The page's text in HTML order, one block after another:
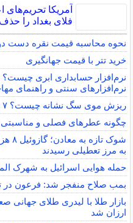
آمریکا
فلای بغداد را
نحوه محاسبه قیمت نقره دست
خرید تتر با قیمت جهانگیری
نرم‌افزارهای سنتی و راهنمای
ریزش موی سگ نشانه چیست؟ ۷ دلیل مهم که باید بدانید
چگونه عطرهای فصلی و مناسبتی
شوک
به مرز تعطیلی رسیدند
حمله هوایی اسرائیل به شهرک
بمب صلاح منفجر شد: فرعون در
ارزان شد